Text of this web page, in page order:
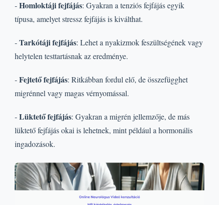
-Homloktáji fejfájás: Gyakran a tenziós fejfájás egyik
típusa, amelyet stressz fejfájás is kiválthat.
-Tarkótáji fejfájás: Lehet a nyakizmok feszültségének vagy
helytelen testtartásnak az eredménye.
-Fejtető fejfájás: Ritkábban fordul elő, de összefügghet
migrénnel vagy magas vérnyomással.
-Lüktető fejfájás: Gyakran a migrén jellemzője, de más
lüktető fejfájás okai is lehetnek, mint például a hormonális
ingadozások.